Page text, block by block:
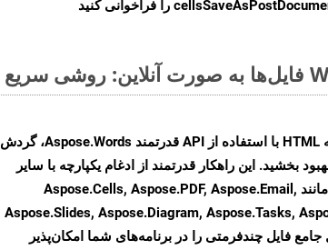
را فراخوانی کنید
با تبدیل فایل‌های OTT به HTML با استفاده از API قدرتمند Aspose.Words، گردش
بخشید. این راهکار قدرتمند از ادغام یکپارچه با سایر
APIهای Aspose.Total مانند Aspose.Cells, Aspose.PDF, Aspose.Email,
Aspose.Slides, Aspose.Diagram, Aspose.Tasks,
جامع فایل چندفرمتی را در برنامه‌های شما امکان‌پذیر